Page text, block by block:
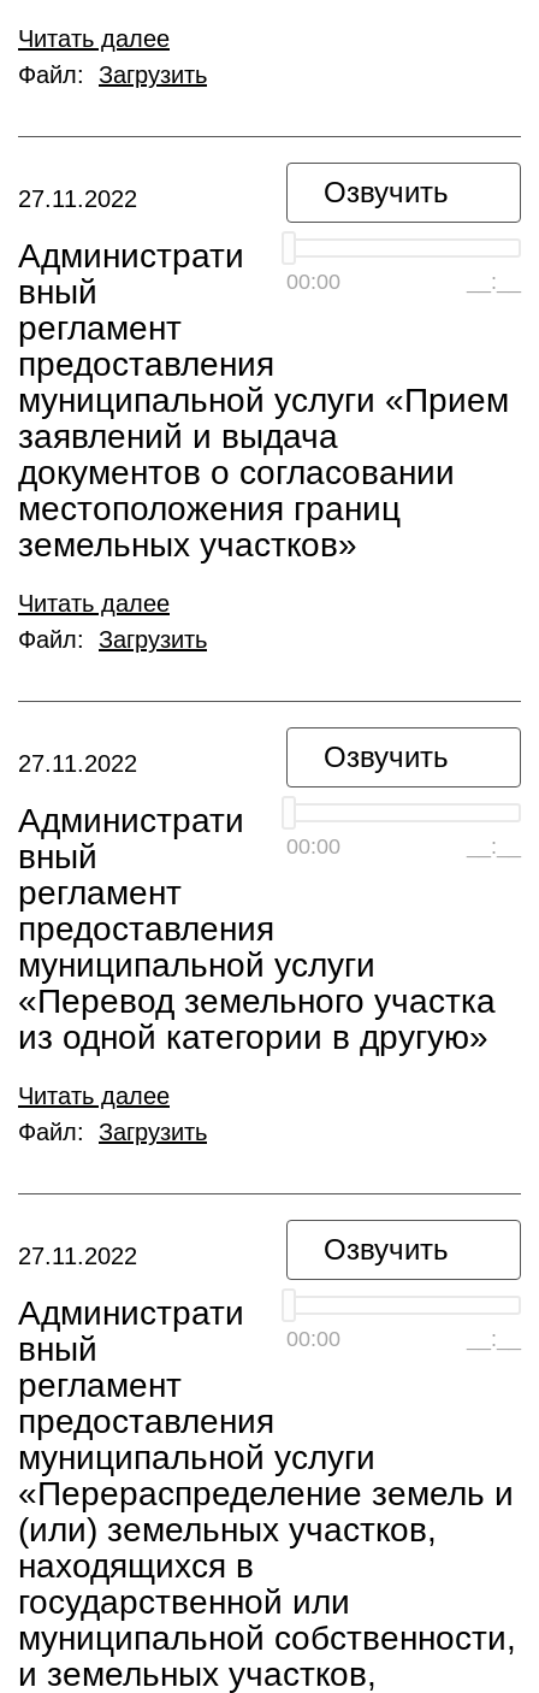
Читать далее
Файл: Загрузить
Озвучить
00:00 __:__
27.11.2022
Администрати
вный
регламент
предоставления
муниципальной услуги «Прием
заявлений и выдача
документов о согласовании
местоположения границ
земельных участков»
Читать далее
Файл: Загрузить
Озвучить
00:00 __:__
27.11.2022
Администрати
вный
регламент
предоставления
муниципальной услуги
«Перевод земельного участка
из одной категории в другую»
Читать далее
Файл: Загрузить
Озвучить
00:00 __:__
27.11.2022
Администрати
вный
регламент
предоставления
муниципальной услуги
«Перераспределение земель и
(или) земельных участков,
находящихся в
государственной или
муниципальной собственности,
и земельных участков,